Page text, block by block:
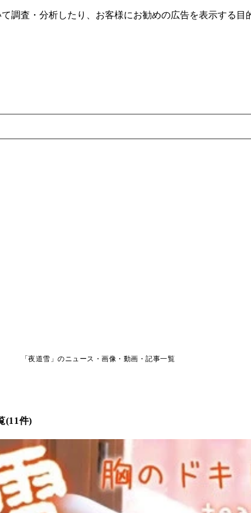
調査・分析したり、お客様にお勧めの広告を表⽰する⽬
「夜道雪」のニュース・画像・動画・記事一覧
(11件)